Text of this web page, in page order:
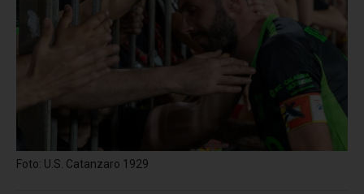
Foto: U.S. Catanzaro 1929